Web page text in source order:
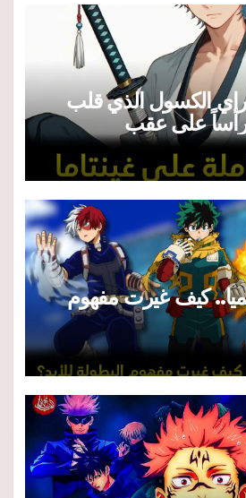
الكسول الذي قلب
رأساً على عقب
كيف غيرت مفهوم